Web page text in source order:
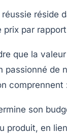
réside
par
que la
passionné
comprennent
son
produit, en